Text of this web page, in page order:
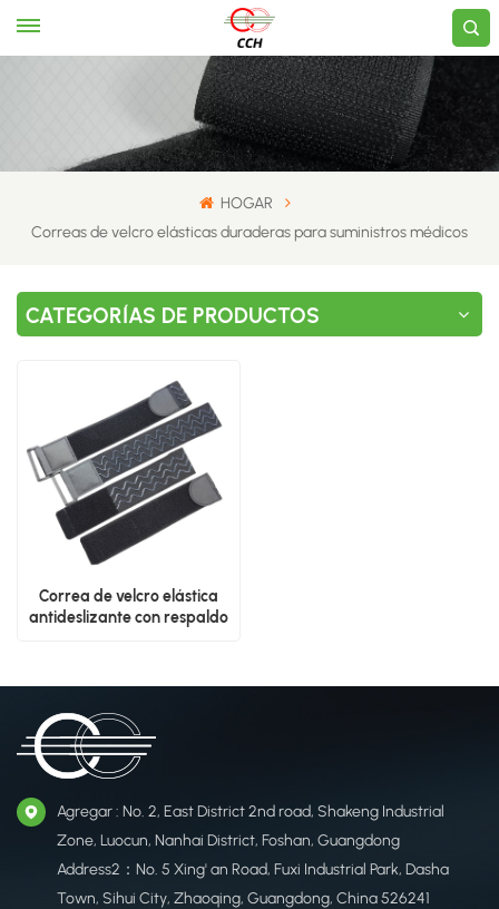
HOGAR
Correas de velcro elásticas duraderas para suministros médicos
CATEGORÍAS DE PRODUCTOS
Correa de velcro elástica
antideslizante con respaldo
Agregar : No. 2, East District 2nd road, Shakeng Industrial
Zone, Luocun, Nanhai District, Foshan, Guangdong
Address2：No. 5 Xing' an Road, Fuxi Industrial Park, Dasha
Town, Sihui City, Zhaoqing, Guangdong, China 526241